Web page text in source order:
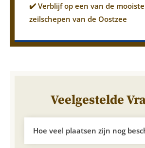
✔️ Verblijf op een van de
zeilschepen van de Oostzee
Veelgestelde
Hoe veel plaatsen zijn nog